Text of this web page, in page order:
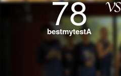
78
bestmytestA